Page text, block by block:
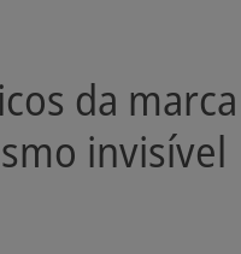
da marca
invisível